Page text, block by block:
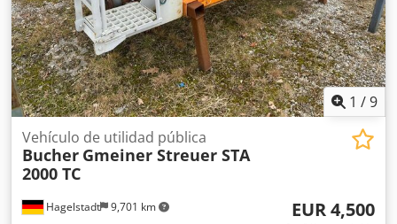
tipográficos, omisiones y venta previa.
1 /9
Hagelstadt 9,701 km
Vehículo de utilidad pública
Bucher Gmeiner Streuer STA
2000 TC
EUR 4,500